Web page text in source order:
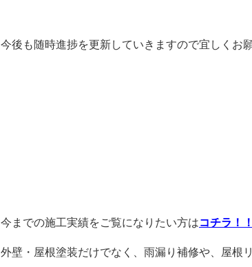
今後も随時進捗を更新していきますので宜しくお
今までの施工実績をご覧になりたい方はコチラ！
外壁・屋根塗装だけでなく、雨漏り補修や、屋根